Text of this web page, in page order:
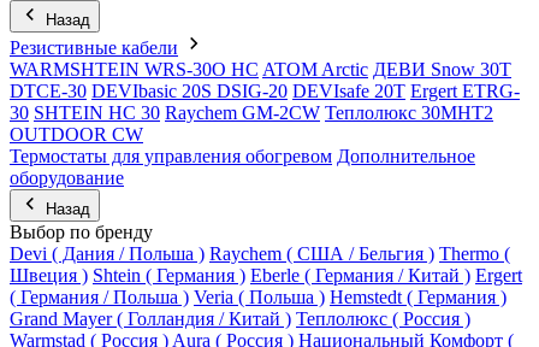
Назад
Резистивные кабели
WARMSHTEIN WRS-30O HC ATOM Arctic ДЕВИ Snow 30T
DTCE-30 DEVIbasic 20S DSIG-20 DEVIsafe 20T Ergert ETRG-
30 SHTEIN HC 30 Raychem GM-2CW Теплолюкс 30МНТ2
OUTDOOR CW
Термостаты для управления обогревом Дополнительное
оборудование
Назад
Выбор по бренду
Devi ( Дания / Польша ) Raychem ( США / Бельгия ) Thermo (
Швеция ) Shtein ( Германия ) Eberle ( Германия / Китай ) Ergert
( Германия / Польша ) Veria ( Польша ) Hemstedt ( Германия )
Grand Mayer ( Голландия / Китай ) Теплолюкс ( Россия )
Warmstad ( Россия ) Aura ( Россия ) Национальный Комфорт (